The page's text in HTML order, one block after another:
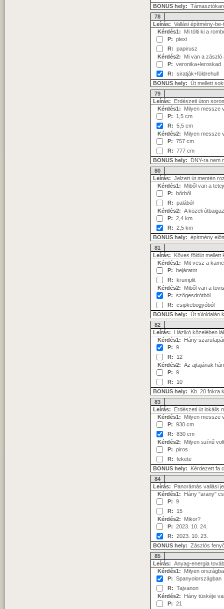
BONUS hely:
78
Leírás: Vallási építmény-
Kérdés1: Mi tölti ki a
P: plexi
R: papirusz
Kérdés2: Mi van a zászló
P: veronika+leroskad
R: siratják+földrehull
BONUS hely: Út mellett
79
Leírás: Erdészeti úton
Kérdés1: Milyen messze
P: 1,5 cm
R: 5,5 cm
Kérdés2: Milyen messze
P: 757 cm
R: 777 cm
BONUS hely: DNY-ra nem
80
Leírás: Jelzett út mentén
Kérdés1: Miből van a
P: bőrből
R: palából
Kérdés2: A közeli
P: 2,4 km
R: 2,5 km
BONUS hely: építmény
81
Leírás: Köves földút mellett
Kérdés1: Mit vesz a
P: bejáratot
R: krumplit
Kérdés2: Miből van a
P: szögesdrótból
R: csipkebogyóból
BONUS hely: Út túloldalán
82
Leírás: Házikó közelében
Kérdés1: Hány
P: 9
R: 12
Kérdés2: Az ajtajának
P: 9
R: 10
BONUS hely: Kb. 20 fokra
83
Leírás: Erdészeti út lokális
Kérdés1: Milyen messze
P: 930 cm
R: 830 cm
Kérdés2: Milyen színű
P: piros
R: fekete
BONUS hely: Kérdezett fa
84
Leírás: Panorámás vallási
Kérdés1: Hány "arany"
P: 9
R: 15
Kérdés2: Mikor?
P: 2023. 10. 24.
R: 2023. 10. 23.
BONUS hely: Zászlós
85
Leírás: Anyag-energia
Kérdés1: Milyen
P: Spanyolországban
R: Tajvanon
Kérdés2: Hány tüskéje
P: 21